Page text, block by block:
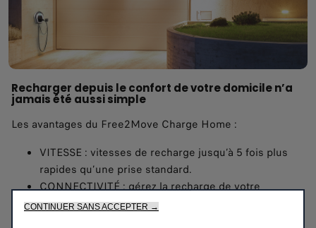
Recharger depuis le confort de votre domicile n’a
jamais été aussi simple
Les avantages du Free2Move Charge Home :
VITESSE : vitesses de recharge jusqu’à 5 fois plus
rapides qu’une prise standard.
CONNECTIVITÉ : gérez la recharge de votre
véhicule via l’application dédiée.
CONTINUER SANS ACCEPTER →
Nous utilisons des cookies afin de vous offrir la meilleure
fournir des fonctionnalités essentielles telles que la sécurité, la